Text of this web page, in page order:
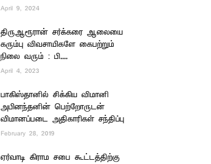
April 9, 2024
திருஆரூரான் சர்க்கரை ஆலையை
கரும்பு விவசாயிகளே கைபற்றும்
நிலை வரும் : பி....
April 4, 2023
பாகிஸ்தானில் சிக்கிய விமானி
அபினந்தனின் பெற்றோருடன்
விமானப்படை அதிகாரிகள் சந்திப்பு
February 28, 2019
ஏர்வாடி கிராம சபை கூட்டத்திற்கு